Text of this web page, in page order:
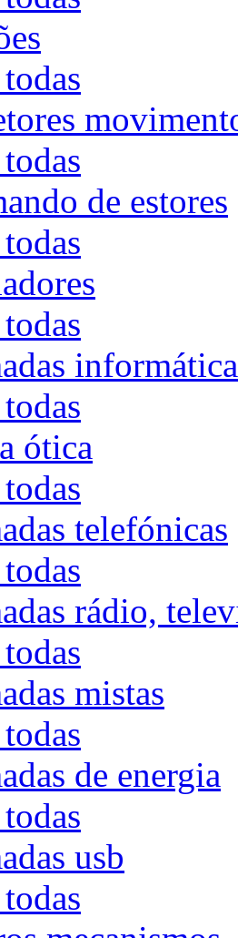
de estores
ótica
telefónicas
rádio,
mistas
de energia
usb